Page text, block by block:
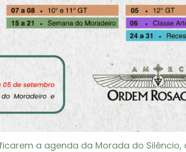
a agenda da Morada do Silêncio,